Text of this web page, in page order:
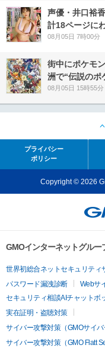
声優・井口裕
計18ページに
08月05日 7時00分
街中にポケモ
洲で“伝説のポ
08月05日 15時55分
プライバシー
ポリシー
Copyright © 2026
GMOインターネットグル
世界初総合ネットセキュリティ
パスワード漏洩診断
Webサ
セキュリティ相談AIチャットボ
実在証明・盗聴対策
サイバー攻撃対策（GMOサイバ
サイバー攻撃対策（GMO Flatt